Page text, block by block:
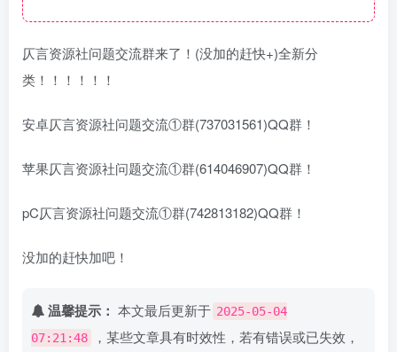
仄言资源社问题交流群来了！(没加的赶快+)全新分
类！！！！！！
安卓仄言资源社问题交流①群(737031561)QQ群！
苹果仄言资源社问题交流①群(614046907)QQ群！
pC仄言资源社问题交流①群(742813182)QQ群！
没加的赶快加吧！
温馨提示： 本文最后更新于 2025-05-04
07:21:48
，某些文章具有时效性，若有错误或已失效，